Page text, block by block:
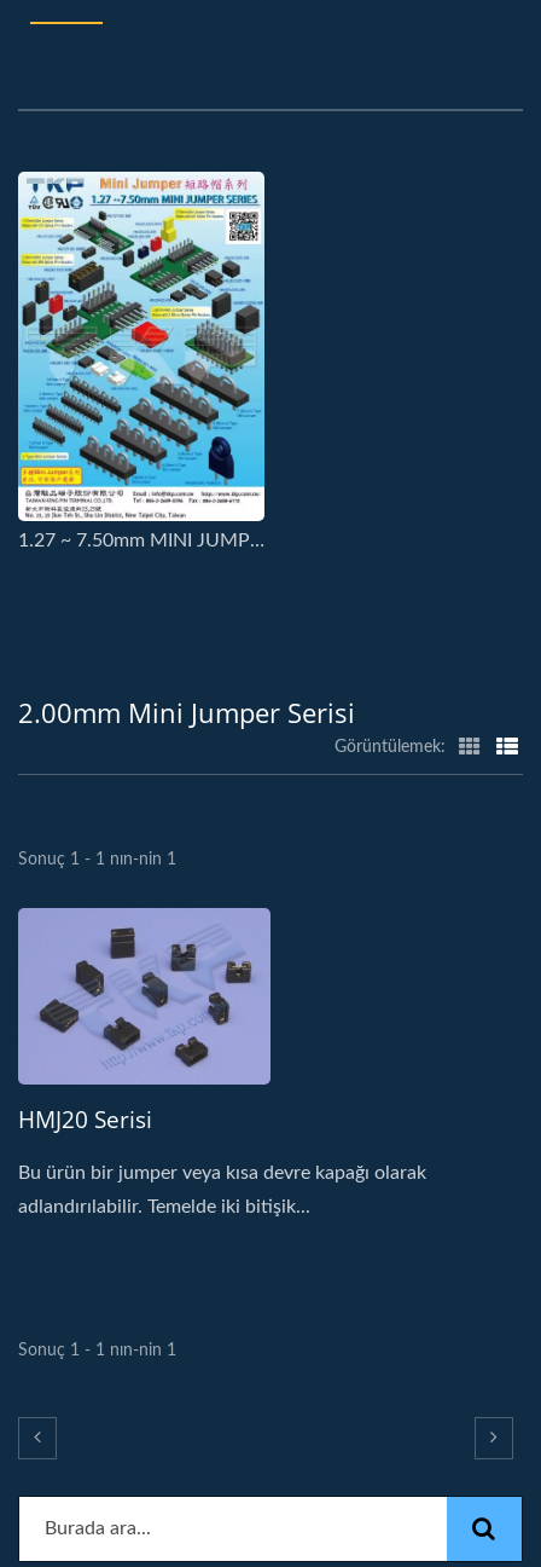
1.27 ~ 7.50mm MINI JUMPER SERİSİ BAĞLANTILARI
2.00mm Mini Jumper Serisi
Görüntülemek:
Sonuç 1 - 1 nın-nin 1
HMJ20 Serisi
Bu ürün bir jumper veya kısa devre kapağı olarak
adlandırılabilir. Temelde iki bitişik...
Sonuç 1 - 1 nın-nin 1